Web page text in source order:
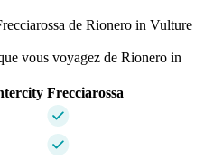
de Rionero in Vulture
vous voyagez de Rionero in
Frecciarossa